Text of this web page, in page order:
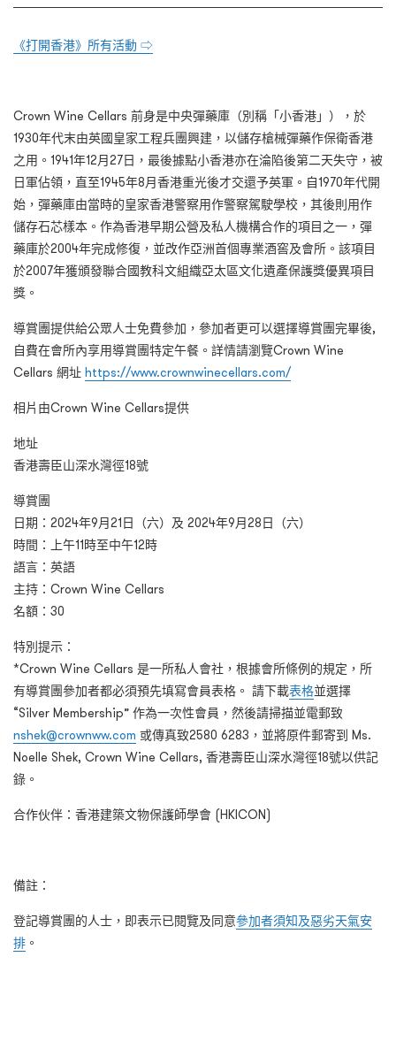
《打開香港》所有活動 ⇨
Crown Wine Cellars 前身是中央彈藥庫（別稱「小香港」），於
1930年代末由英國皇家工程兵團興建，以儲存槍械彈藥作保衛香港
之用。1941年12月27日，最後據點小香港亦在淪陷後第二天失守，被
日軍佔領，直至1945年8月香港重光後才交還予英軍。自1970年代開
始，彈藥庫由當時的皇家香港警察用作警察駕駛學校，其後則用作
儲存石芯樣本。作為香港早期公營及私人機構合作的項目之一，彈
藥庫於2004年完成修復，並改作亞洲首個專業酒窖及會所。該項目
於2007年獲頒發聯合國教科文組織亞太區文化遺產保護獎優異項目
獎。
導賞團提供給公眾人士免費參加，參加者更可以選擇導賞團完畢後,
自費在會所內享用導賞團特定午餐。詳情請瀏覽Crown Wine
Cellars 網址 https://www.crownwinecellars.com/
相片由Crown Wine Cellars提供
地址
香港壽臣山深水灣徑18號
導賞團
日期：2024年9月21日（六）及 2024年9月28日（六）
時間：上午11時至中午12時
語言：英語
主持：Crown Wine Cellars
名額：30
特別提示：
*Crown Wine Cellars 是一所私人會社，根據會所條例的規定，所
有導賞團參加者都必須預先填寫會員表格。 請下載表格並選擇
“Silver Membership” 作為一次性會員，然後請掃描並電郵致
nshek@crownww.com 或傳真致2580 6283，並將原件郵寄到 Ms.
Noelle Shek, Crown Wine Cellars, 香港壽臣山深水灣徑18號以供記
錄。
合作伙伴：香港建築文物保護師學會 (HKICON)
備註：
登記導賞團的人士，即表示已閱覽及同意參加者須知及惡劣天氣安
排 。